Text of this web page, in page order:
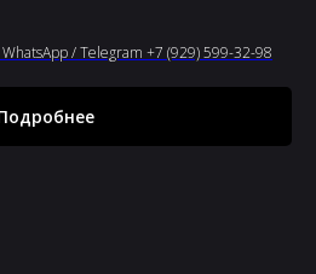
/ Telegram +7 (929) 599-32-98